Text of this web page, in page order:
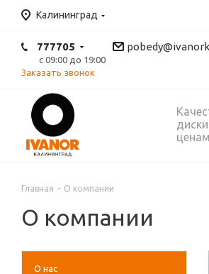
Калининград
777705
с 09:00 до 19:00
Заказать звонок
Главная - О компании
О компании
О нас